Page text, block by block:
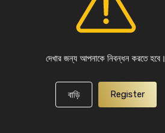
দেখার জন্য আপনাকে নিবন্ধন করতে হবে।
বাড়ি Register